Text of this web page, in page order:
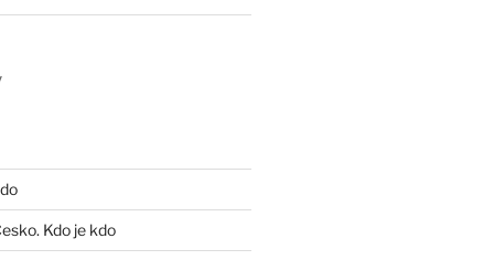
Kdo je kdo